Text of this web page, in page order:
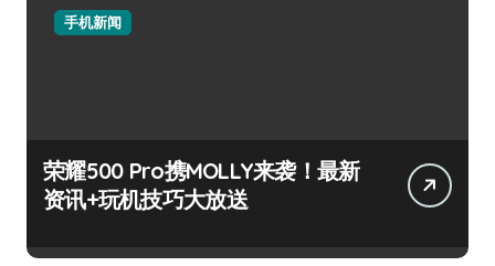
手机新闻
荣耀500 Pro携MOLLY来袭！最新
资讯+玩机技巧大放送